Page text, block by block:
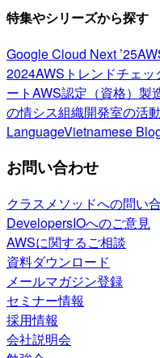
特集やシリーズから探す
Google Cloud Next ’25
2024AWSトレンドチェッ
ートAWS認定（資格） 製
の情シス組織開発室の活動
LanguageVietnamese
お問い合わせ
クラスメソッドへの問い
DevelopersIOへのご意見
AWSに関するご相談
資料ダウンロード
メールマガジン登録
セミナー情報
採用情報
会社説明会